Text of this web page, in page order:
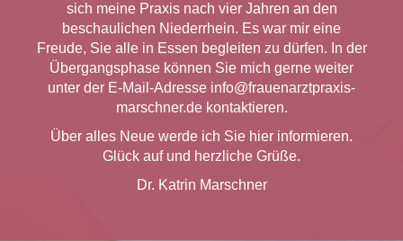
sich meine Praxis nach vier Jahren an den
beschaulichen Niederrhein. Es war mir eine
Freude, Sie alle in Essen begleiten zu dürfen. In der
Übergangsphase können Sie mich gerne weiter
unter der E-Mail-Adresse info@frauenarztpraxis-
marschner.de kontaktieren.
Über alles Neue werde ich Sie hier informieren.
Glück auf und herzliche Grüße.
Dr. Katrin Marschner